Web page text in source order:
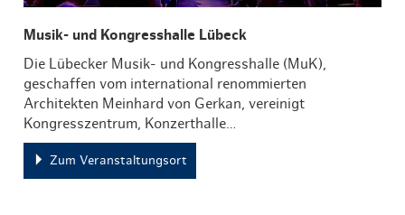
Musik- und Kongresshalle Lübeck
Die Lübecker Musik- und Kongresshalle (MuK),
geschaffen vom international renommierten
Architekten Meinhard von Gerkan, vereinigt
Kongresszentrum, Konzerthalle…
Zum Veranstaltungsort